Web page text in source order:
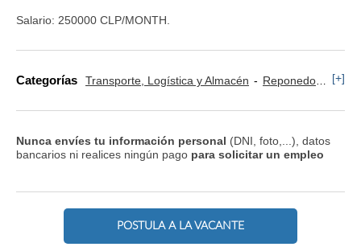
Salario: 250000 CLP/MONTH.
Categorías Transporte, Logística y Almacén Reponedor y Cajero [+]
Nunca envíes tu información personal (DNI, foto,...), datos
bancarios ni realices ningún pago para solicitar un empleo
POSTULA A LA VACANTE